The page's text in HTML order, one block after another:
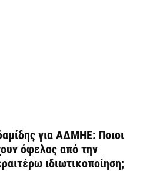
για ΑΔΜΗΕ: Ποιοι
όφελος από την
ιδιωτικοποίηση;